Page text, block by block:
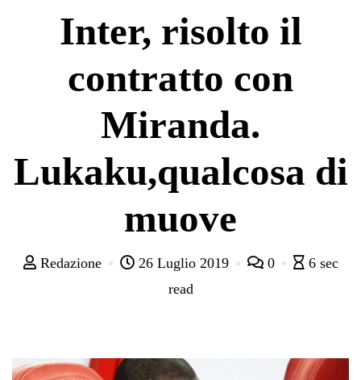
Inter, risolto il
contratto con
Miranda.
Lukaku,qualcosa di
muove
Redazione 26 Luglio 2019 0
6 sec
read